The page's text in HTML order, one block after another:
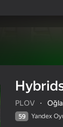
PLOV ·
59 Yandex